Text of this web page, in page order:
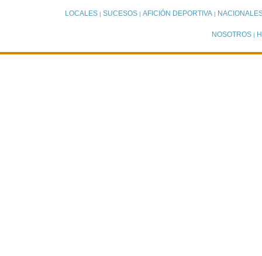
LOCALES| SUCESOS| AFICIÓN DEPORTIVA|
NOSOTROS |